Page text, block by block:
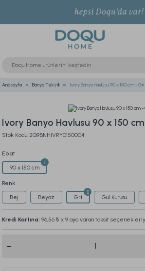
Anasayfa Banyo Tekstili Ivory Banyo Havlusu 90 x 150 cm - Gri
Ivory Banyo Havlusu 90 x 150
Stok Kodu: 2Q9BNHIVRY0150004
Ebat
90 x 150 cm
Renk
Bej Beyaz Gri Gül Kurusu
Kredi Kartına: 96,56 ₺ x 9 aya varan taksit